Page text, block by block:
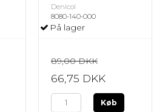
Denicol
8080-140-000
På lager
89,00 DKK
66,75 DKK
Køb